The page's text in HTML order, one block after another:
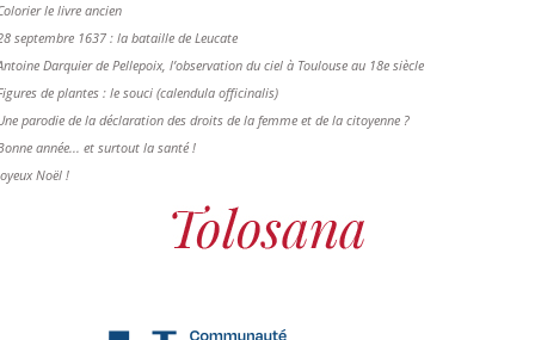
le livre ancien
septembre 1637 : la bataille de Leucate
Darquier de Pellepoix, l’observation du ciel à Toulouse au 18e siècle
de plantes : le souci (calendula officinalis)
parodie de la déclaration des droits de la femme et de la citoyenne ?
année... et surtout la santé !
Noël !